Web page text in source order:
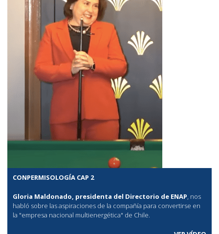
CONPERMISOLOGÍA CAP 2
Gloria Maldonado, presidenta del Directorio de ENAP, nos
habló sobre las aspiraciones de la compañía para convertirse en
la "empresa nacional multienergética" de Chile.